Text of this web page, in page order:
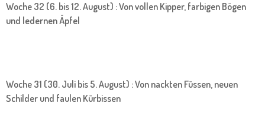
Woche 32 (6. bis 12. August) : Von vollen Kipper, farbigen Bögen
und ledernen Äpfel
Woche 31 (30. Juli bis 5. August) : Von nackten Füssen, neuen
Schilder und faulen Kürbissen